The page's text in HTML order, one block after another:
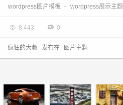
wordpress图片模板 - wordpress展示主题
 8,443  0
疯狂的大叔 发布在 图片主题